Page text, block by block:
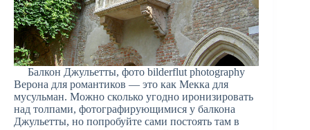
Балкон Джульетты, фото bilderflut photography
Верона для романтиков — это как Мекка для
мусульман. Можно сколько угодно иронизировать
над толпами, фотографирующимися у балкона
Джульетты, но попробуйте сами постоять там в